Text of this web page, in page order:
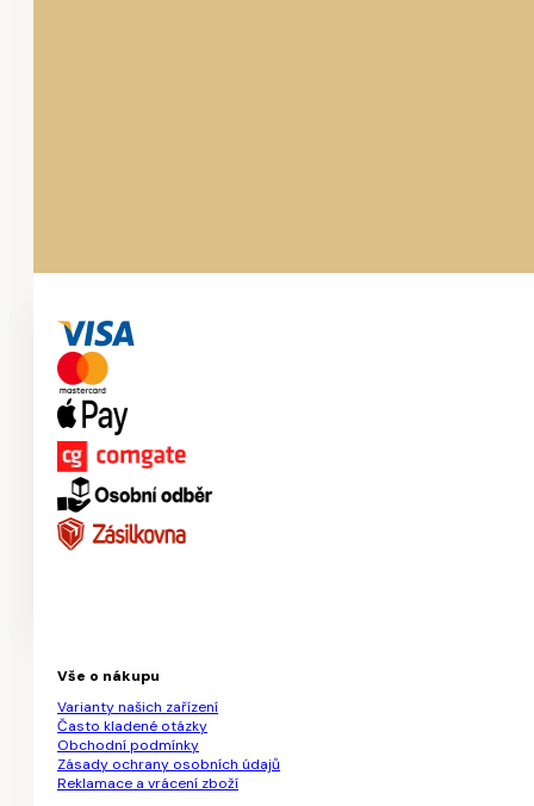
Vše o nákupu
Varianty našich zařízení
Často kladené otázky
Obchodní podmínky
Zásady ochrany osobních údajů
Reklamace a vrácení zboží